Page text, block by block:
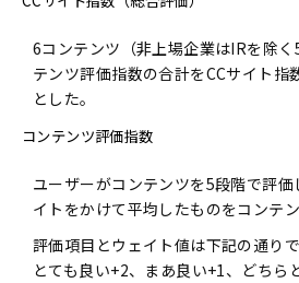
6コンテンツ（非上場企業はIRを除
テンツ評価指数の合計をCCサイト指
とした。
コンテンツ評価指数
ユーザーがコンテンツを5段階で評
イトをかけて平均したものをコンテ
評価項目とウェイト値は下記の通りで
とても良い+2、まあ良い+1、どちら